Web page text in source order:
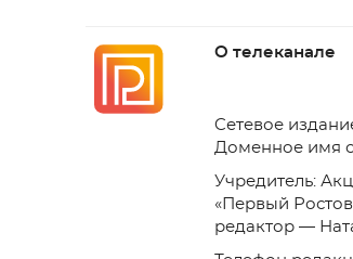
О телеканале
Cетевое
Доменное имя
Учредитель:
«Первый
редактор —